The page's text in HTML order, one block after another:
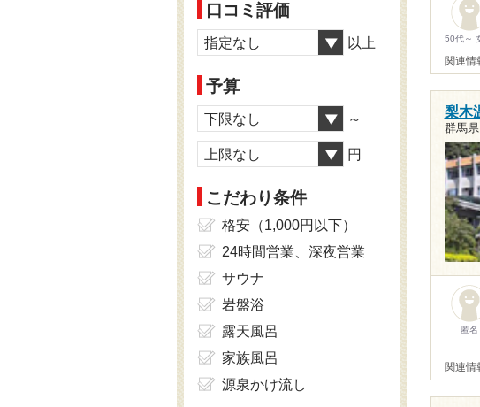
50代～
関連情
梨木
群馬
匿名
関連情
口コミ評価
指定なし 以上
予算
下限なし ～
上限なし 円
こだわり条件
格安（1,000円以下）
24時間営業、深夜営業
サウナ
岩盤浴
露天風呂
家族風呂
源泉かけ流し